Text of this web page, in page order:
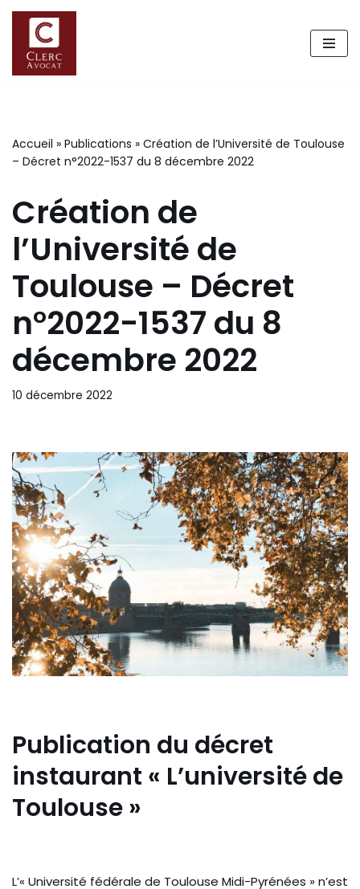
Aller
au
Accueil » Publications » Création de l’Université de Toulouse
– Décret n°2022-1537 du 8 décembre 2022
Création de
l’Université de
Toulouse – Décret
n°2022-1537 du 8
décembre 2022
10 décembre 2022
Publication du décret
instaurant « L’université de
Toulouse »
L’« Université fédérale de Toulouse Midi-Pyrénées » n’est